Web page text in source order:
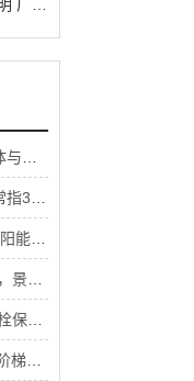
40 米升降高杆灯 大型广场枢纽照明 厂家直供 品质可靠
4米太阳能路灯价位：压铸铝灯体与塑料灯体价格区别
路灯高杆灯3米？术语澄清：通常指3米以上杆体组合
50瓦路灯多少钱？传统电源与太阳能供电两种方案
6米海螺臂路灯-经典造型与价格，景观化道路适用
9米路灯报价（含防盗措施）-螺栓保护与箱体锁具
6 米太阳能路灯批发（百套起）阶梯价格表